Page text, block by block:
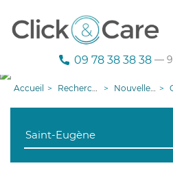
09 78 38 38 38 —
Accueil Recherche aide à domicile Nouvelle-Aquitaine